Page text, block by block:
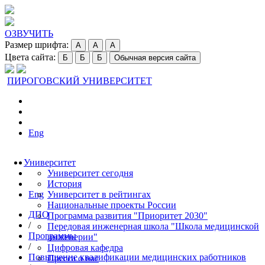
ОЗВУЧИТЬ
Размер шрифта:
A A A
Цвета сайта: Б Б Б Обычная версия сайта
ПИРОГОВСКИЙ УНИВЕРСИТЕТ
Eng
Университет
Университет сегодня
История
Университет в рейтингах
Национальные проекты России
Программа развития "Приоритет 2030"
Передовая инженерная школа "Школа медицинской
инженерии"
Цифровая кафедра
Пресса о нас
Eng
ДПО
/
Программы
/
Повышение квалификации медицинских работников